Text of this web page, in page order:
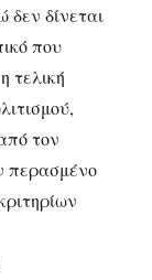
δεν δίνεται
που
τελική
τον
περασμένο